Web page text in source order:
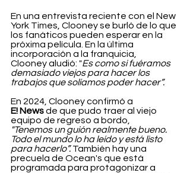
En una entrevista reciente con el New
York Times, Clooney se burló de lo que
los fanáticos pueden esperar en la
próxima película. En la última
incorporación a la franquicia,
Clooney aludió: "Es como si fuéramos
demasiado viejos para hacer los
trabajos que solíamos poder hacer”.
En 2024, Clooney confirmó a
E! News de que pudo traer al viejo
equipo de regreso a bordo,
"Tenemos un guión realmente bueno.
Todo el mundo lo ha leído y está listo
para hacerlo”. También hay una
precuela de Ocean's que está
programada para protagonizar a